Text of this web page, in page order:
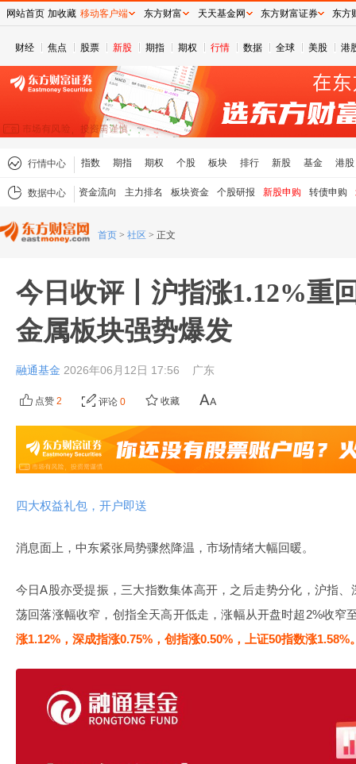
财经 焦点 股票 新股 期指 期权 行情 数据 全球 美股 港
行情中心 指数 期指 期权 个股 板块 排行 新股 基金 港股
数据中心 资金流向 主力排名 板块资金 个股研报 新股申购 转债申购
首页 > 社区 > 正文
今日收评丨沪指涨1.12%重
金属板块强势爆发
融通基金 2026年06月12日 17:56 广东
点赞 2 评论 0 收藏
四大权益礼包，开户即送
消息面上，中东紧张局势骤然降温，市场情绪大幅回暖。
今日A股亦受提振，三大指数集体高开，之后走势分化，沪指
荡回落涨幅收窄，创指全天高开低走，涨幅从开盘时超2%收窄
涨1.12%，深成指涨0.75%，创指涨0.50%，上证50指数涨1.58%
网站首页 加收藏 移动客户端 东方财富 天天基金网 东方财富证券 东方